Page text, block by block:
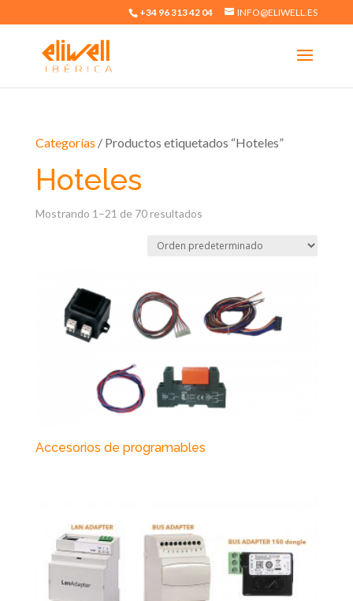
+34 96 313 42 04 INFO@ELIWELL.ES
Categorías / Productos etiquetados “Hoteles”
Hoteles
Mostrando 1–21 de 70 resultados
Accesorios de programables